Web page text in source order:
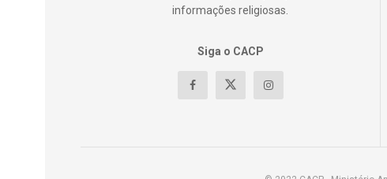
informações religiosas.
Siga o CACP